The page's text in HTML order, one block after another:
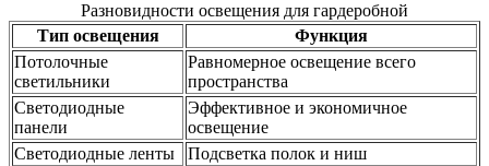
Разновидности освещения для гардеробной
Тип освещения
Функция
Потолочные
светильники
Равномерное освещение всего
пространства
Светодиодные
панели
Эффективное и экономичное
освещение
Светодиодные ленты
Подсветка полок и ниш